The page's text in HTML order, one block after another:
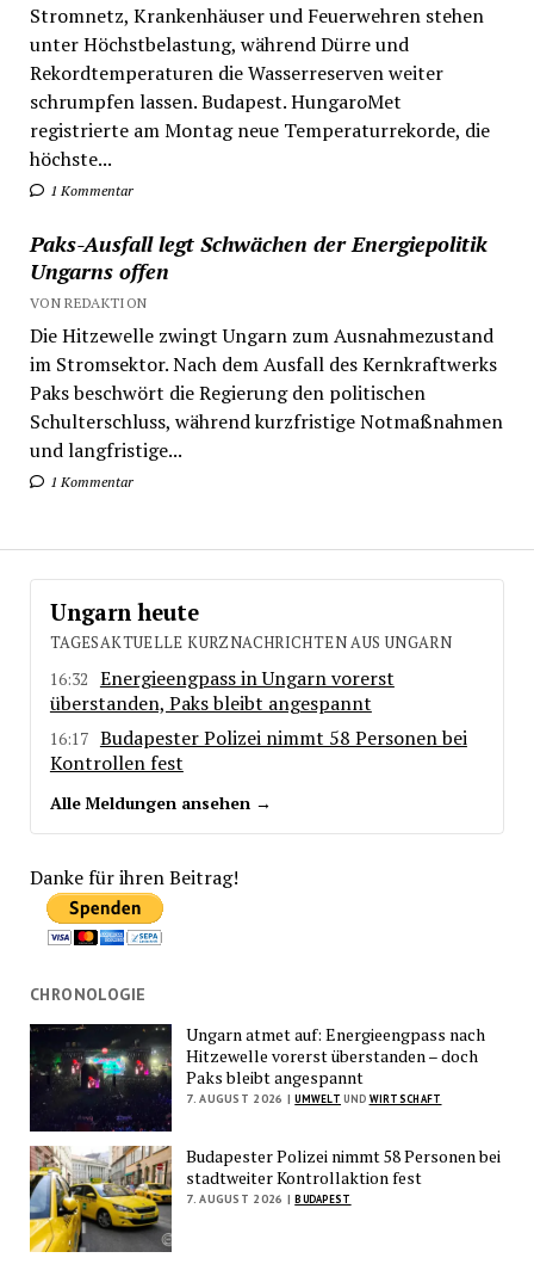
Stromnetz, Krankenhäuser und Feuerwehren stehen
unter Höchstbelastung, während Dürre und
Rekordtemperaturen die Wasserreserven weiter
schrumpfen lassen. Budapest. HungaroMet
registrierte am Montag neue Temperaturrekorde, die
höchste...
1 Kommentar
Paks-Ausfall legt Schwächen der Energiepolitik
Ungarns offen
VON REDAKTION
Die Hitzewelle zwingt Ungarn zum Ausnahmezustand
im Stromsektor. Nach dem Ausfall des Kernkraftwerks
Paks beschwört die Regierung den politischen
Schulterschluss, während kurzfristige Notmaßnahmen
und langfristige...
1 Kommentar
Ungarn heute
TAGESAKTUELLE KURZNACHRICHTEN AUS UNGARN
16:32
Energieengpass in Ungarn vorerst
überstanden, Paks bleibt angespannt
16:17 Budapester Polizei nimmt 58 Personen bei
Kontrollen fest
Alle Meldungen ansehen →
Danke für ihren Beitrag!
CHRONOLOGIE
Ungarn atmet auf: Energieengpass nach
Hitzewelle vorerst überstanden – doch
Paks bleibt angespannt
7. AUGUST 2026 | UMWELT UND WIRTSCHAFT
Budapester Polizei nimmt 58 Personen bei
stadtweiter Kontrollaktion fest
7. AUGUST 2026 | BUDAPEST